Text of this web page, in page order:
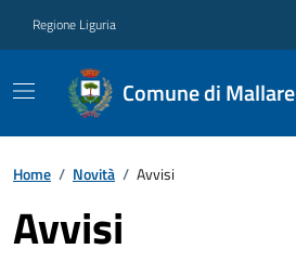
Regione Liguria
Comune di Mallare
Home / Novità / Avvisi
Avvisi